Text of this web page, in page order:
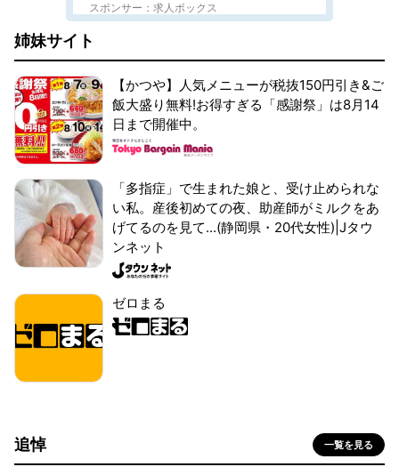
スポンサー：求人ボックス
姉妹サイト
【かつや】人気メニューが税抜150円引き&ご
飯大盛り無料!お得すぎる「感謝祭」は8月14
日まで開催中。
「多指症」で生まれた娘と、受け止められな
い私。産後初めての夜、助産師がミルクをあ
げてるのを見て...(静岡県・20代女性)|Jタウ
ンネット
ゼロまる
追悼 一覧を見る